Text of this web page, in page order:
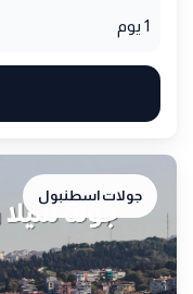
1 يوم
جولات اسطنبول